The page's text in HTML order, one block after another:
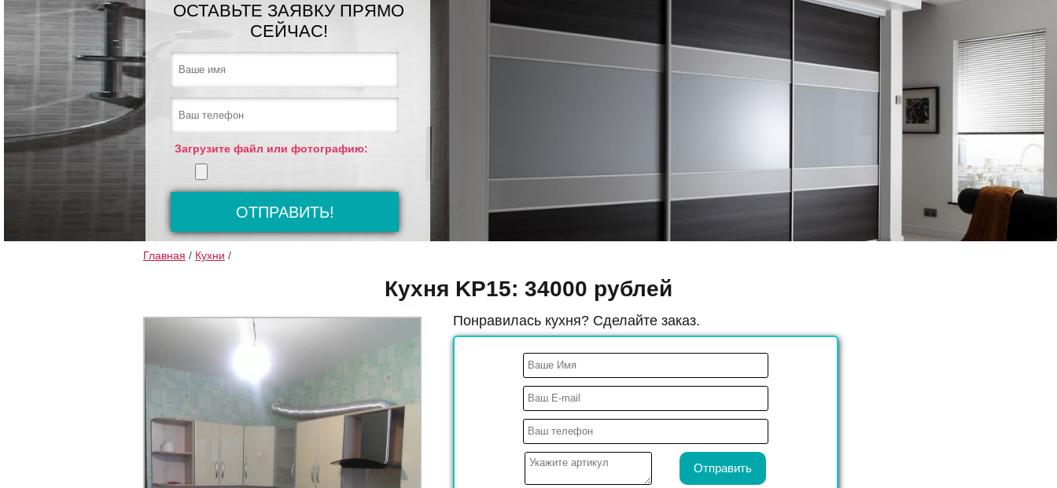
ОСТАВЬТЕ ЗАЯВКУ ПРЯМО
СЕЙЧАС!
Загрузите файл или фотографию:
Главная / Кухни /
Кухня KP15: 34000 рублей
Понравилась кухня? Сделайте заказ.